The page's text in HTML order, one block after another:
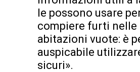
le possono usare
compiere furti nelle
abitazioni vuote: è
auspicabile
sicuri».